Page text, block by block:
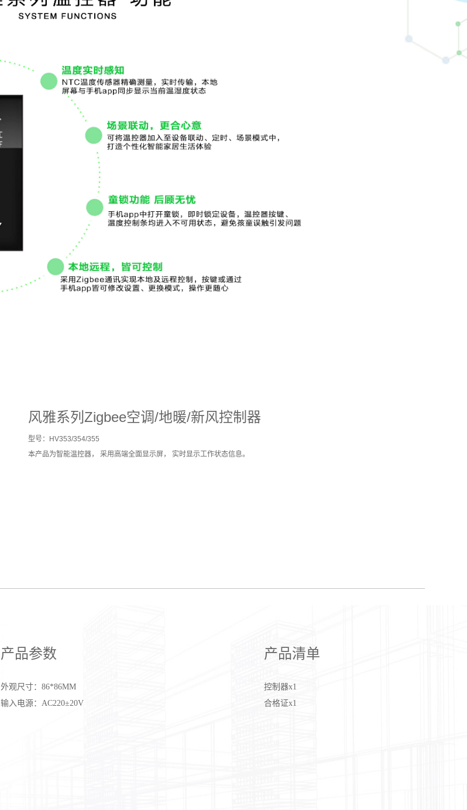
风雅系列Zigbee空调/地暖/新风控制器
型号：HV353/354/355
本产品为智能温控器， 采用高端全面显示屏， 实时显示工作状态信息。
产品参数
外观尺寸：86*86MM
输入电源：AC220±20V
产品清单
控制器x1
合格证x1